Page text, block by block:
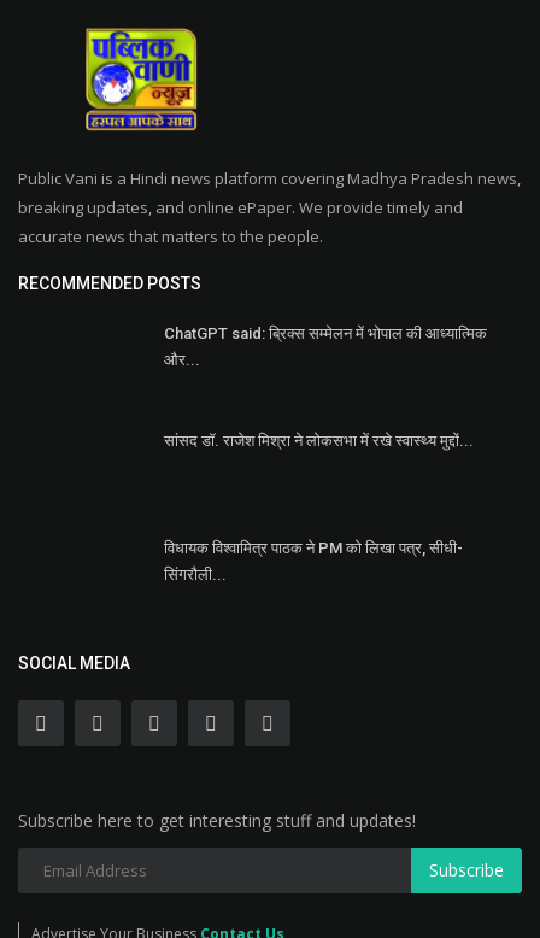
Public Vani is a Hindi news platform covering Madhya Pradesh news,
breaking updates, and online ePaper. We provide timely and
accurate news that matters to the people.
RECOMMENDED POSTS
ChatGPT said: ब्रिक्स सम्मेलन में भोपाल की आध्यात्मिक
और...
सांसद डॉ. राजेश मिश्रा ने लोकसभा में रखे स्वास्थ्य मुद्दों...
विधायक विश्वामित्र पाठक ने PM को लिखा पत्र, सीधी-
सिंगरौली...
SOCIAL MEDIA
Subscribe here to get interesting stuff and updates!
Subscribe
Advertise Your Business Contact Us